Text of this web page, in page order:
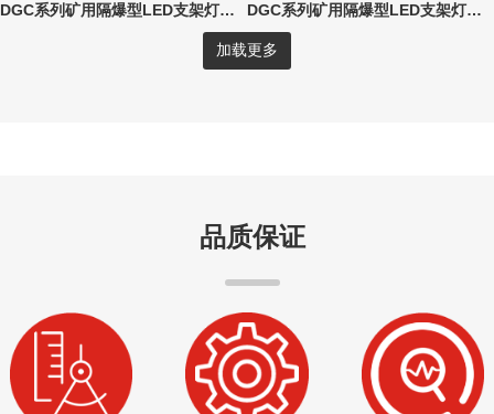
DGC系列矿用隔爆型LED支架灯（10W-30W） DGC系列矿用隔爆型LED支架灯（圆形）
加载更多
品质保证